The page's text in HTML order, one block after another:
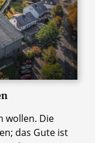
wollen. Die
das Gute ist